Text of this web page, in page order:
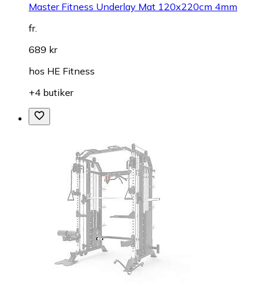
Master Fitness Underlay Mat 120x220cm 4mm
fr.
689 kr
hos HE Fitness
+4 butiker